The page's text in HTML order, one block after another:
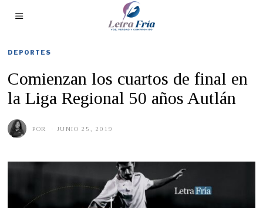
DEPORTES
Comienzan los cuartos de final en
la Liga Regional 50 años Autlán
POR JUNIO 25, 2019
O
2
5
,
2